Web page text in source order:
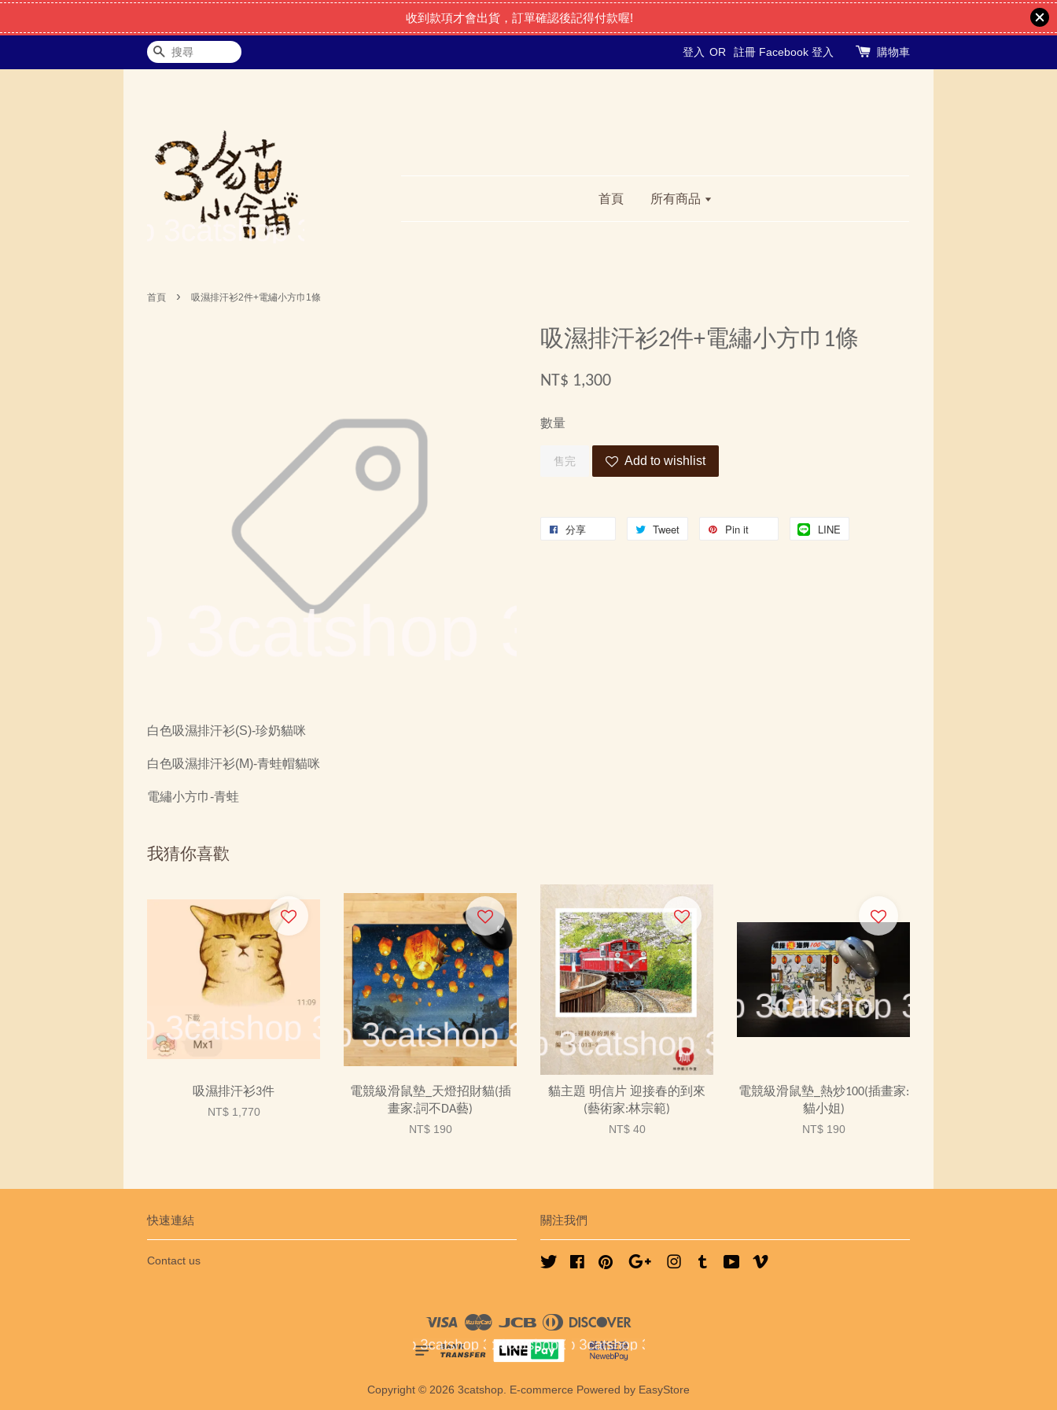
收到款項才會出貨，訂單確認後記得付款喔!
搜尋 登入 OR 註冊 Facebook 登入 購物車
首頁 所有商品
首頁 › 吸濕排汗衫2件+電繡小方巾1條
吸濕排汗衫2件+電繡小方巾1條
NT$ 1,300
數量
售完 Add to wishlist
分享 Tweet Pin it LINE
白色吸濕排汗衫(S)-珍奶貓咪
白色吸濕排汗衫(M)-青蛙帽貓咪
電繡小方巾-青蛙
我猜你喜歡
吸濕排汗衫3件
NT$ 1,770
電競級滑鼠墊_天燈招財貓(插
畫家:詞不DA藝)
NT$ 190
貓主題 明信片 迎接春的到來
(藝術家:林宗範)
NT$ 40
電競級滑鼠墊_熱炒100(插畫家:
貓小姐)
NT$ 190
快速連結
Contact us
關注我們
Twitter FacebookPinterest Google Instagram
Tumblr YouTube
Visa Master JCB
Diners
Club
Copyright © 2026 3catshop. E-commerce Powered by EasyStore